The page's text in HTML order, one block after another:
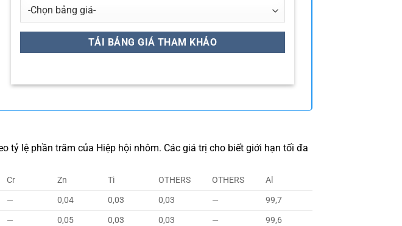
tỷ lệ phần trăm của Hiệp hội nhôm. Các giá trị cho biết giới hạn tối đa
Cr Zn Ti OTHERS OTHERS
Al
— 0,04 0,03 0,03 —
99,7
— 0,05 0,03 0,03 —
99,6